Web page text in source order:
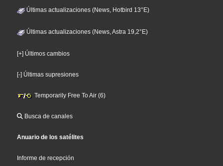
Últimas actualizaciones (News, Hotbird 13°E)
Últimas actualizaciones (News, Astra 19,2°E)
[+] Últimos cambios
[-] Últimas supresiones
Temporarily Free To Air (6)
Busca de canales
Anuario de los satélites
Informe de recepción